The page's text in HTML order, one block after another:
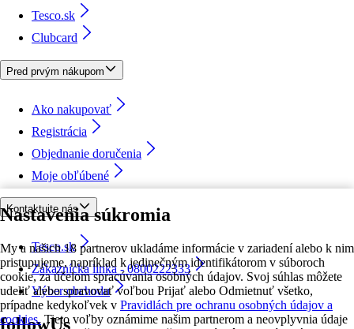
Nastavenia súkromia
My a našich 18 partnerov ukladáme informácie v zariadení alebo k nim
pristupujeme, napríklad k jedinečným identifikátorom v súboroch
cookie, za účelom spracúvania osobných údajov. Svoj súhlas môžete
udeliť alebo spravovať voľbou Prijať alebo Odmietnuť všetko,
prípadne kedykoľvek v Pravidlách pre ochranu osobných údajov a
cookies. Tieto voľby oznámime našim partnerom a neovplyvnia údaje
Tesco.sk
Clubcard
Pred prvým nákupom
Ako nakupovať
Registrácia
Objednanie doručenia
Moje obľúbené
Kontaktujte nás
Tesco.sk
Zákaznícka linka - 0800222333
Výber obchodu
followUs